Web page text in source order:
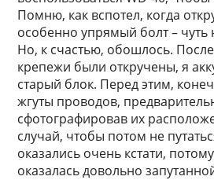
Помню, как вспотел, когда
особенно упрямый болт – чуть
Но, к счастью, обошлось. После
крепежи были откручены, я
старый блок. Перед этим,
жгуты проводов,
сфотографировав их
случай, чтобы потом не
оказались очень кстати,
оказалась довольно